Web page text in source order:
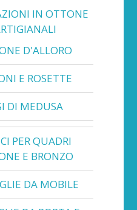
IN OTTONE
D'ALLORO
E ROSETTE
DI MEDUSA
PER QUADRI
E BRONZO
DA MOBILE